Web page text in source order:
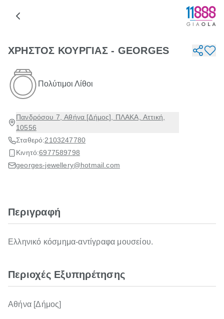
ΧΡΗΣΤΟΣ ΚΟΥΡΓΙΑΣ - GEORGES
Πολύτιμοι Λίθοι
Πανδρόσου 7, Αθήνα [Δήμος], ΠΛΑΚΑ, Αττική,
10556
Σταθερό:2103247780
Κινητό:6977589798
georges-jewellery@hotmail.com
Περιγραφή
Ελληνικό κόσμημα-αντίγραφα μουσείου.
Περιοχές Εξυπηρέτησης
Αθήνα [Δήμος]